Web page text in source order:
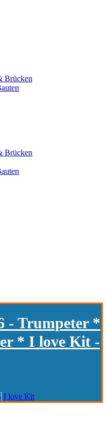
Brücken
Brücken
- Trumpeter *
* I love Kit -
I love Kit